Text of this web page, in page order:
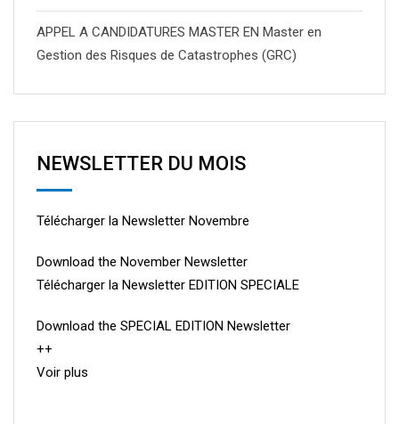
APPEL A CANDIDATURES MASTER EN Master en
Gestion des Risques de Catastrophes (GRC)
NEWSLETTER DU MOIS
Télécharger la Newsletter Novembre
Download the November Newsletter
Télécharger la Newsletter EDITION SPECIALE
Download the SPECIAL EDITION Newsletter
++
Voir plus